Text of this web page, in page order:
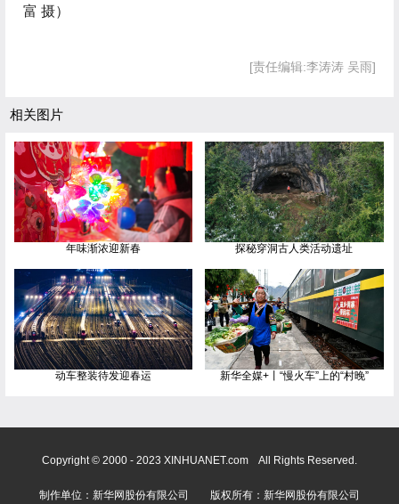
富 摄）
[责任编辑:李涛涛 吴雨]
相关图片
年味渐浓迎新春 探秘穿洞古人类活动遗址
动车整装待发迎春运 新华全媒+丨“慢火车”上的“村晚”
Copyright © 2000 - 2023 XINHUANET.com All Rights Reserved.
制作单位：新华网股份有限公司 版权所有：新华网股份有限公司